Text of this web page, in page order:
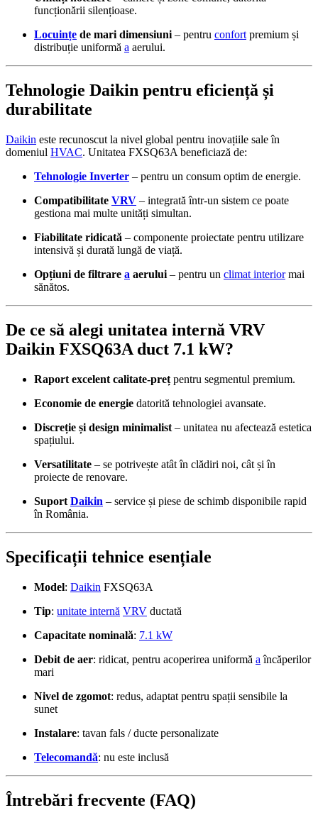
funcționării silențioase.
Locuințe de mari dimensiuni – pentru confort premium și
distribuție uniformă a aerului.
Tehnologie Daikin pentru eficiență și
durabilitate
Daikin este recunoscut la nivel global pentru inovațiile sale în
domeniul HVAC. Unitatea FXSQ63A beneficiază de:
Tehnologie Inverter – pentru un consum optim de energie.
Compatibilitate VRV – integrată într-un sistem ce poate
gestiona mai multe unități simultan.
Fiabilitate ridicată – componente proiectate pentru utilizare
intensivă și durată lungă de viață.
Opțiuni de filtrare a aerului – pentru un climat interiormai
sănătos.
De ce să alegi unitatea internă VRV
Daikin FXSQ63A duct 7.1 kW?
Raport excelent calitate-preț pentru segmentul premium.
Economie de energie datorită tehnologiei avansate.
Discreție și design minimalist – unitatea nu afectează estetica
spațiului.
Versatilitate – se potrivește atât în clădiri noi, cât și în
proiecte de renovare.
Suport Daikin – service și piese de schimb disponibile rapid
în România.
Specificații tehnice esențiale
Model: Daikin FXSQ63A
Tip: unitate internă VRV ductată
Capacitate nominală: 7.1 kW
Debit de aer: ridicat, pentru acoperirea uniformă a încăperilor
mari
Nivel de zgomot: redus, adaptat pentru spații sensibile la
sunet
Instalare: tavan fals / ducte personalizate
Telecomandă: nu este inclusă
Întrebări frecvente (FAQ)